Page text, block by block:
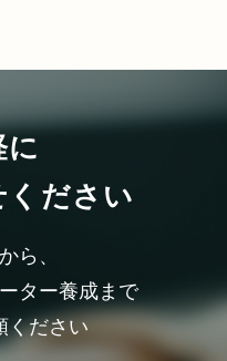
に
ください
ら、
ター養成まで
ください